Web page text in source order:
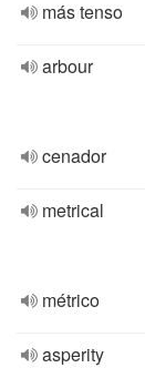
más tenso
arbour
cenador
metrical
métrico
asperity